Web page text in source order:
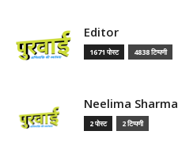
Editor
1671 पोस्ट 4838 टिप्पणी
Neelima Sharma
2 पोस्ट 2 टिप्पणी